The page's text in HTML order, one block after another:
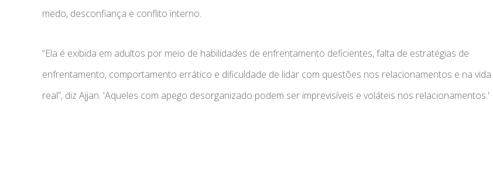
medo, desconfiança e conflito interno.
“Ela é exibida em adultos por meio de habilidades de enfrentamento deficientes, falta de estratégias de
enfrentamento, comportamento errático e dificuldade de lidar com questões nos relacionamentos e na vida
real”, diz Ajjan. 'Aqueles com apego desorganizado podem ser imprevisíveis e voláteis nos relacionamentos.'